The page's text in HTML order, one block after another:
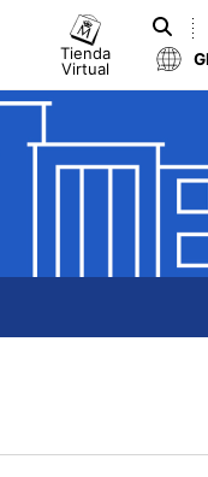
Tienda
Virtual